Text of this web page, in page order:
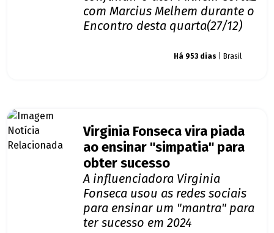
com Marcius Melhem durante o
Encontro desta quarta(27/12)
Há 953 dias | Brasil
Virginia Fonseca vira piada
ao ensinar "simpatia" para
obter sucesso
A influenciadora Virginia
Fonseca usou as redes sociais
para ensinar um "mantra" para
ter sucesso em 2024